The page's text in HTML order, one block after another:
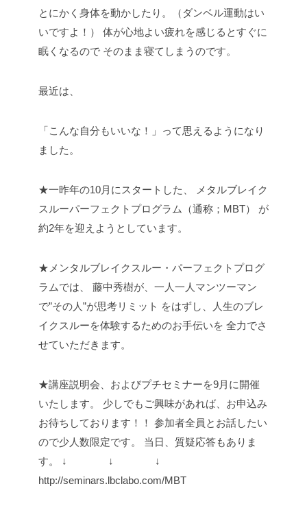
とにかく身体を動かしたり。（ダンベル運動はい
いですよ！）
体が心地よい疲れを感じるとすぐに
眠くなるので そのまま寝てしまうのです。
最近は、
「こんな自分もいいな！」って思えるようになり
ました。
★一昨年の10月にスタートした、
メタルブレイク
スルーパーフェクトプログラム（通称；MBT）
が
約2年を迎えようとしています。
★メンタルブレイクスルー・パーフェクトプログ
ラムでは、
藤中秀樹が、一人一人マンツーマン
で”その人”が思考リミット をはずし、人生のブレ
イクスルーを体験するためのお手伝いを 全力でさ
せていただきます。
★講座説明会、およびプチセミナーを9月に開催
いたします。
少しでもご興味があれば、お申込み
お待ちしております！！ 参加者全員とお話したい
ので少人数限定です。
当日、質疑応答もありま
す。
↓ ↓ ↓
http://seminars.lbclabo.com/MBT